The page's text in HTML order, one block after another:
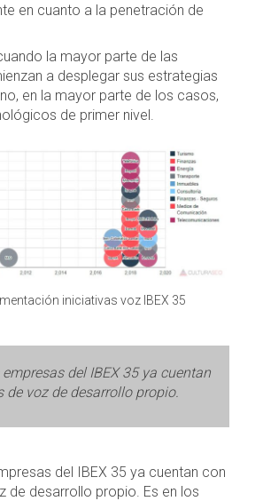
en cuanto a la penetración de
la mayor parte de las
a desplegar sus estrategias
en la mayor parte de los casos,
de primer nivel.
iniciativas voz IBEX 35
empresas del IBEX 35 ya cuentan
voz de desarrollo propio.
del IBEX 35 ya cuentan con
de desarrollo propio. Es en los